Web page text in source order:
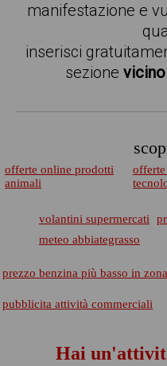
manifestazione e
inserisci
sezione
offerte online prodotti
animali
volantini supermercati
meteo abbiategrasso
prezzo benzina più basso in zona
pubblicita attività commerciali
Hai